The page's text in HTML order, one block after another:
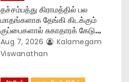
தச்சம்பத்து கிராமத்தில் பல
மாதங்களாக தேங்கி கிடக்கும்
குப்பைகளால் சுகாதாரக் கேடு..,
Aug 7, 2026
Kalamegam
Viswanathan